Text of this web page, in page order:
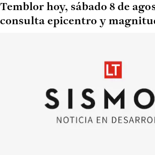
Temblor hoy, sábado 8 de
consulta epicentro y